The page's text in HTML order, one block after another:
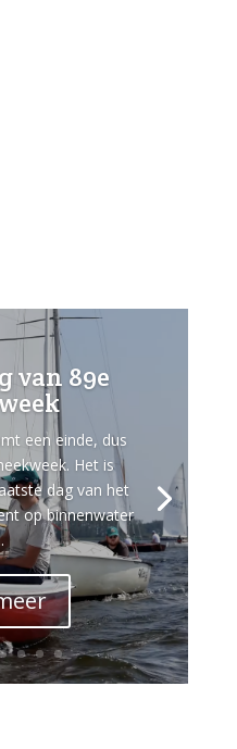
van 89e
een einde, dus
Het is
dag van het
op binnenwater